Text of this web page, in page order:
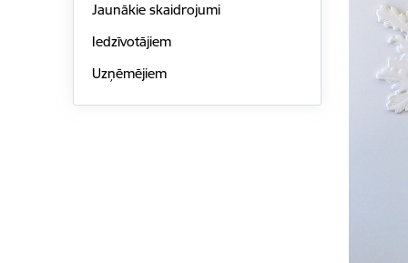
Jaunākie skaidrojumi
Iedzīvotājiem
Uzņēmējiem